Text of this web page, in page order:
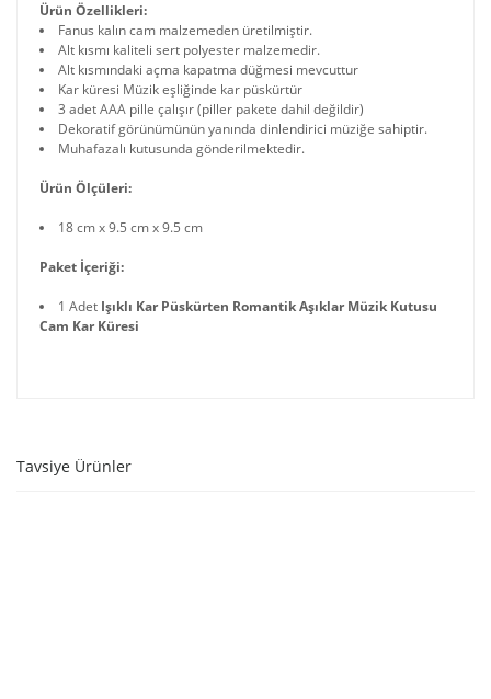
Ürün Özellikleri:
Fanus kalın cam malzemeden üretilmiştir.
Alt kısmı kaliteli sert polyester malzemedir.
Alt kısmındaki açma kapatma düğmesi mevcuttur
Kar küresi Müzik eşliğinde kar püskürtür
3 adet AAA pille çalışır (piller pakete dahil değildir)
Dekoratif görünümünün yanında dinlendirici müziğe sahiptir.
Muhafazalı kutusunda gönderilmektedir.
Ürün Ölçüleri:
18 cm x 9.5 cm x 9.5 cm
Paket İçeriği:
1 Adet Işıklı Kar Püskürten Romantik Aşıklar Müzik Kutusu
Cam Kar Küresi
Tavsiye Ürünler